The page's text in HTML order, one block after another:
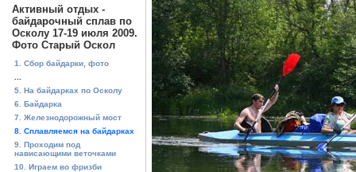
Активный отдых -
байдарочный сплав по
Осколу 17-19 июля 2009.
Фото Старый Оскол
1. Сбор байдарки, фото
5. На байдарках по Осколу
6. Байдарка
7. Железнодорожный мост
8. Сплавляемся на байдарках
9. Проходим под
нависающими веточками
10. Играем во фризби